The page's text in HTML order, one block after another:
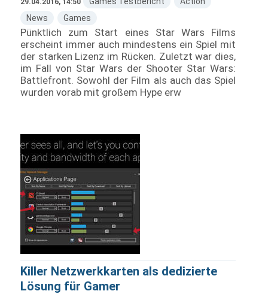
29.04.2016, 14:50
News
Games
Pünktlich zum Start eines Star Wars Films
erscheint immer auch mindestens ein Spiel mit
der starken Lizenz im Rücken. Zuletzt war dies,
im Fall von Star Wars der Shooter Star Wars:
Battlefront. Sowohl der Film als auch das Spiel
wurden vorab mit großem Hype erw
Killer Netzwerkkarten als dedizierte
Lösung für Gamer